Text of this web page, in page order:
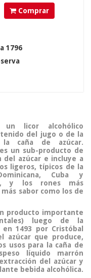
Comprar
1796
un licor alcohólico
del jugo o de la
caña de azúcar.
un sub-producto de
del azúcar e incluye a
ligeros, típicos de la
Cuba y
y los rones más
sabor como los de
producto importante
luego de la
en 1493 por Cristóbal
azúcar que produce,
usos para la caña de
líquido marrón
del azúcar y
bebida alcohólica.